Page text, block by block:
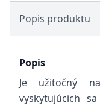
Popis produktu
Popis
Je užitočný
vyskytujúcich